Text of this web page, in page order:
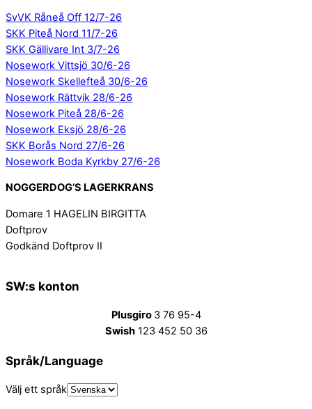
SvVK Råneå Off 12/7-26
SKK Piteå Nord 11/7-26
SKK Gällivare Int 3/7-26
Nosework Vittsjö 30/6-26
Nosework Skellefteå 30/6-26
Nosework Rättvik 28/6-26
Nosework Piteå 28/6-26
Nosework Eksjö 28/6-26
SKK Borås Nord 27/6-26
Nosework Boda Kyrkby 27/6-26
NOGGERDOG’S LAGERKRANS
Domare 1 HAGELIN BIRGITTA
Doftprov
Godkänd Doftprov II
SW:s konton
Plusgiro 3 76 95-4
Swish123 452 50 36
Språk/Language
Välj ett språk